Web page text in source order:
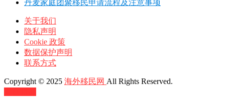
丹麦家庭团聚移民申请流程及注意事项
关于我们
隐私声明
Cookie 政策
数据保护声明
联系方式
Copyright © 2025 海外移民网 All Rights Reserved.